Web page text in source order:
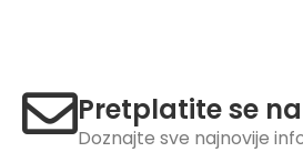
Pretplatite se
Doznajte sve najnovije